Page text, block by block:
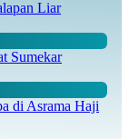
Liar
Sumekar
di Asrama Haji